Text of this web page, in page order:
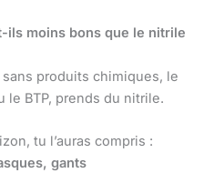
ils moins bons que le nitrile
produits chimiques, le
le BTP, prends du nitrile.
tu l’auras compris :
gants